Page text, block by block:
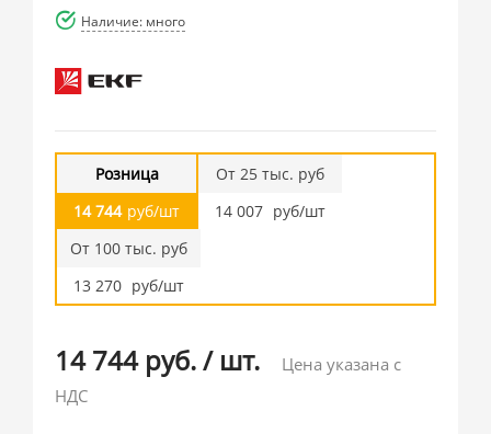
Наличие: много
Розница
14 744 руб/шт
От 25 тыс. руб
14 007 руб/шт
От 100 тыс. руб
13 270 руб/шт
14 744 руб./ шт.
Цена указана с
НДС